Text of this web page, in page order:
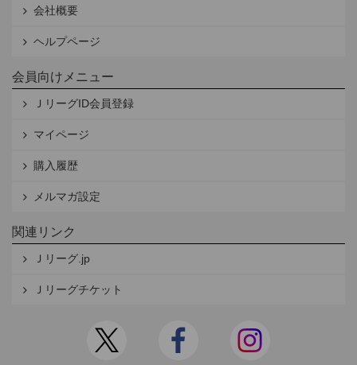
会社概要
ヘルプページ
会員向けメニュー
ＪリーグID会員登録
マイページ
購入履歴
メルマガ設定
関連リンク
Ｊリーグ.jp
Ｊリーグチケット